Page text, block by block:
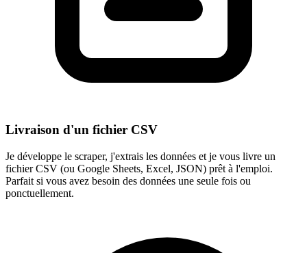
Livraison d'un fichier CSV
Je développe le scraper, j'extrais les données et je vous livre un
fichier CSV (ou Google Sheets, Excel, JSON) prêt à l'emploi.
Parfait si vous avez besoin des données une seule fois ou
ponctuellement.